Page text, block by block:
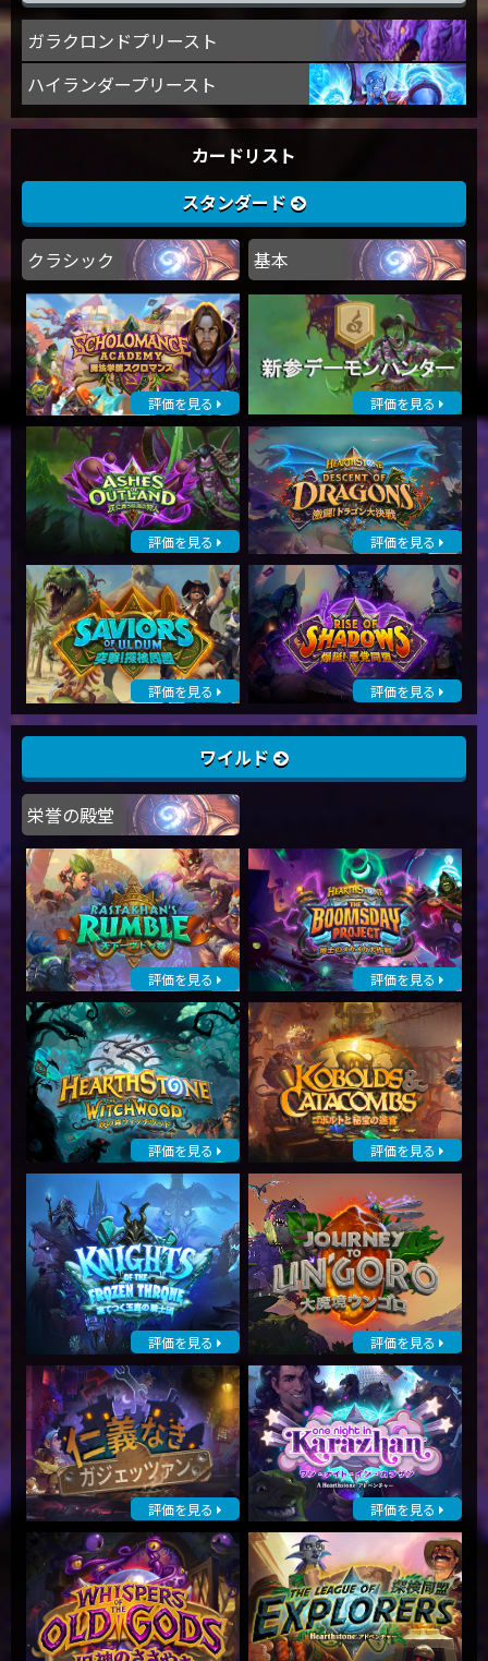
ガラクロンドプリースト
ハイランダープリースト
カードリスト
スタンダード
クラシック 基本
評価を見る 評価を見る
評価を見る 評価を見る
評価を見る 評価を見る
ワイルド
栄誉の殿堂
評価を見る 評価を見る
評価を見る 評価を見る
評価を見る 評価を見る
評価を見る 評価を見る